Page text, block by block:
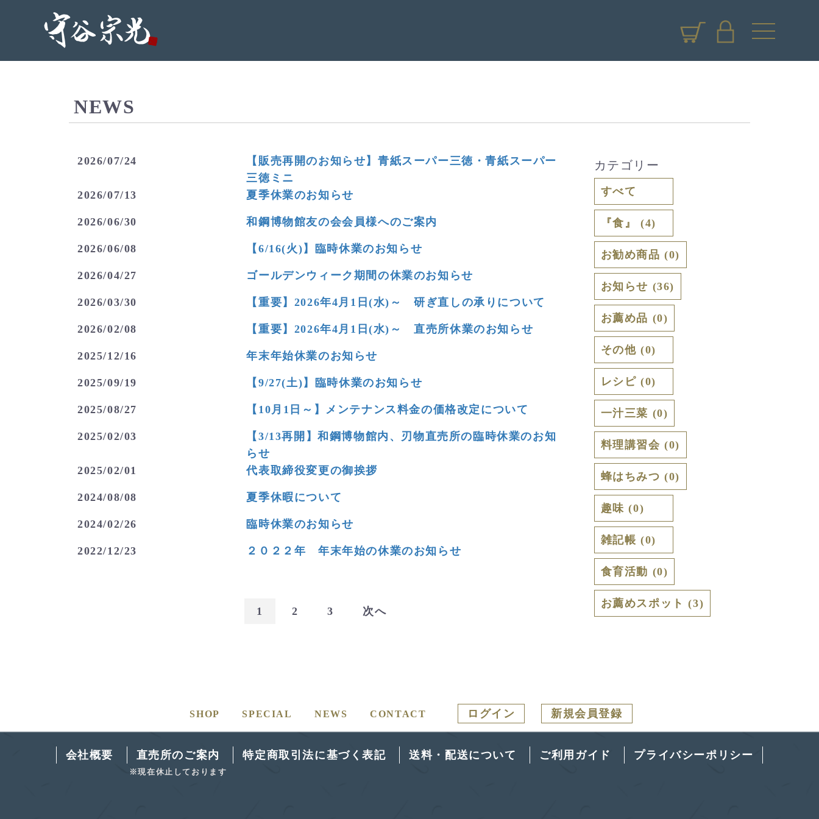
NEWS
2026/07/24
【販売再開のお知らせ】青紙スーパー三徳・青紙スーパー
三徳ミニ
2026/07/13
夏季休業のお知らせ
2026/06/30 和鋼博物館友の会会員様へのご案内
2026/06/08 【6/16(火)】臨時休業のお知らせ
2026/04/27 ゴールデンウィーク期間の休業のお知らせ
2026/03/30 【重要】2026年4月1日(水)～ 研ぎ直しの承りについて
2026/02/08 【重要】2026年4月1日(水)～ 直売所休業のお知らせ
2025/12/16 年末年始休業のお知らせ
2025/09/19 【9/27(土)】臨時休業のお知らせ
2025/08/27 【10月1日～】メンテナンス料金の価格改定について
2025/02/03
【3/13再開】和鋼博物館内、刃物直売所の臨時休業のお知
らせ
2025/02/01
代表取締役変更の御挨拶
2024/08/08 夏季休暇について
2024/02/26 臨時休業のお知らせ
2022/12/23 ２０２２年 年末年始の休業のお知らせ
1 2 3 次へ
カテゴリー
すべて
『食』 (4)
お勧め商品 (0)
お知らせ (36)
お薦め品 (0)
その他 (0)
レシピ (0)
一汁三菜 (0)
料理講習会 (0)
蜂はちみつ (0)
趣味 (0)
雑記帳 (0)
食育活動 (0)
お薦めスポット (3)
SHOP SPECIAL NEWS CONTACT ログイン 新規会員登録
会社概要 直売所のご案内
※現在休止しております
特定商取引法に基づく表記 送料・配送について ご利用ガイド プライバシーポリシー